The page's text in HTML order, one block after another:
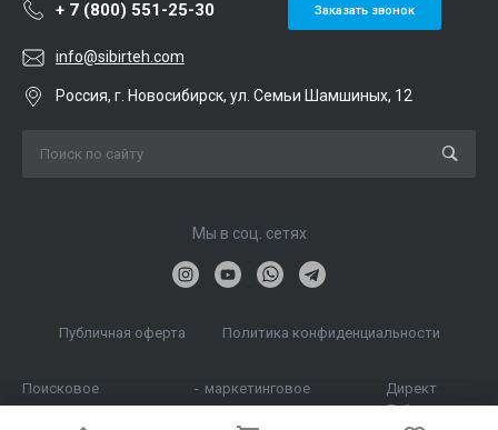
+ 7 (800) 551-25-30 Заказать звонок
info@sibirteh.com
Россия, г. Новосибирск, ул. Семьи Шамшиных, 12
Мы в соц. сетях
Публичная оферта Политика конфиденциальности
Поисковое
продвижение
- маркетинговое
агентство
Директ
Лайн